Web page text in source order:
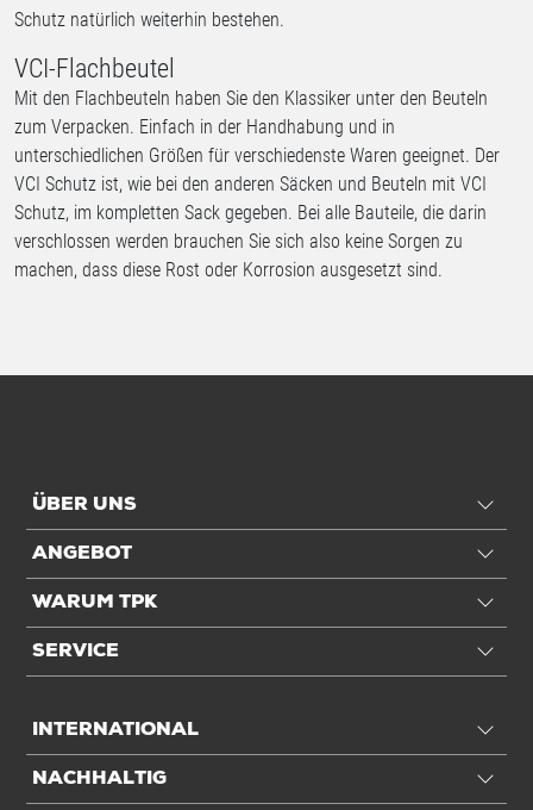
Schutz natürlich weiterhin bestehen.
VCI-Flachbeutel
Mit den Flachbeuteln haben Sie den Klassiker unter den Beuteln
zum Verpacken. Einfach in der Handhabung und in
unterschiedlichen Größen für verschiedenste Waren geeignet. Der
VCI Schutz ist, wie bei den anderen Säcken und Beuteln mit VCI
Schutz, im kompletten Sack gegeben. Bei alle Bauteile, die darin
verschlossen werden brauchen Sie sich also keine Sorgen zu
machen, dass diese Rost oder Korrosion ausgesetzt sind.
ÜBER UNS
ANGEBOT
WARUM TPK
SERVICE
INTERNATIONAL
NACHHALTIG